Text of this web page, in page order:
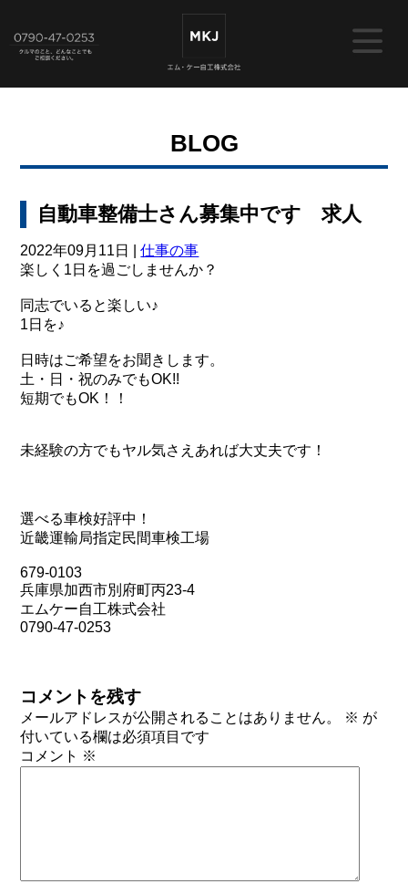
BLOG
自動車整備士さん募集中です 求人
2022年09月11日 |仕事の事
楽しく1日を過ごしませんか？
同志でいると楽しい♪
1日を♪
日時はご希望をお聞きします。
土・日・祝のみでもOK!!
短期でもOK！！
未経験の方でもヤル気さえあれば大丈夫です！
選べる車検好評中！
近畿運輸局指定民間車検工場
679-0103
兵庫県加西市別府町丙23-4
エムケー自工株式会社
0790-47-0253
コメントを残す
メールアドレスが公開されることはありません。 ※ が
付いている欄は必須項目です
コメント ※